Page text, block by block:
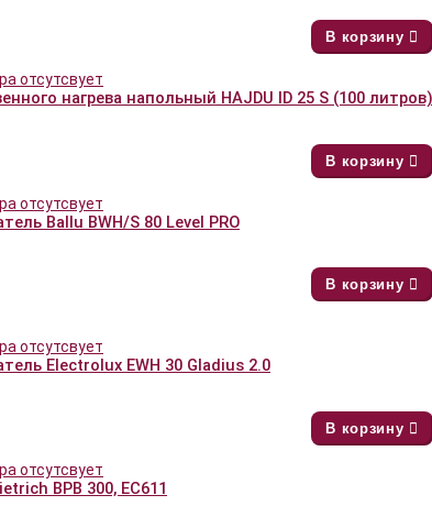
В корзину
нагрева напольный HAJDU ID 25 S (100 литров)
В корзину
Ballu BWH/S 80 Level PRO
В корзину
Electrolux EWH 30 Gladius 2.0
В корзину
BPB 300, EC611